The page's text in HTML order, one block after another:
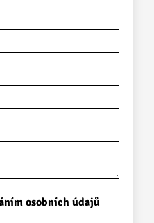
osobních údajů